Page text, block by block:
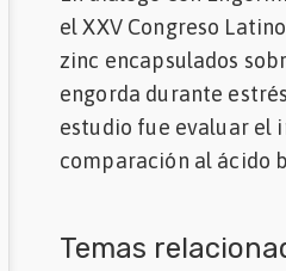
Lechería
Micotoxinas
Porcicultura
Mascotas
el XXV Congreso
zinc encapsulados
engorda durante
estudio fue evaluar el
comparación al ácido
Temas